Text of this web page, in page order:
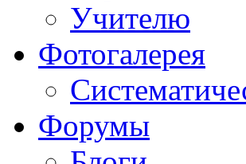
Учителю
Фотогалерея
Форумы